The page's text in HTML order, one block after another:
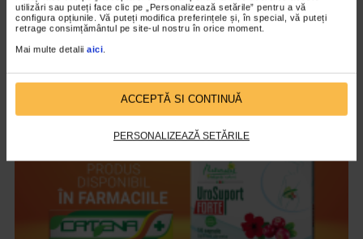
utilizări sau puteți face clic pe „Personalizează setările” pentru a vă
configura opțiunile. Vă puteți modifica preferințele și, în special, vă puteți
retrage consimțământul pe site-ul nostru în orice moment.
Mai multe detalii aici.
ACCEPTĂ SI CONTINUĂ
PERSONALIZEAZĂ SETĂRILE
SUPLIMENTE NATURALIS